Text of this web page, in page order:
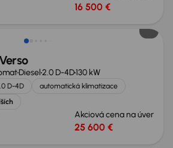
16 500 €
Diesel2.0 D-4D130 kW
D-4D
automatická klimatizace
Akciová cena na úver
25 600 €